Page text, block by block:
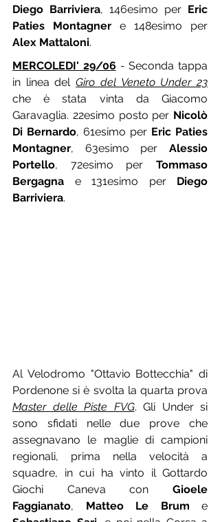
Diego Barriviera, 146esimo per Eric
Paties Montagner
Alex Mattaloni.
MERCOLEDI' 29/06 - Seconda tappa
in linea del Giro del Veneto Under 23
che è stata vinta da Giacomo
Garavaglia. 22esimo posto per Nicolò
Di Bernardo, 61esimo per Eric Paties
Montagner, 63esimo per Alessio
Portello, 72esimo per Tommaso
Bergagna e 131esimo per Diego
Barriviera.
Al Velodromo "Ottavio Bottecchia" di
Master delle Piste FVG. Gli Under si
sono sfidati nelle due prove che
assegnavano le maglie di campioni
regionali, prima nella velocità a
squadre, in cui ha vinto il Gottardo
Giochi Caneva con Gioele
Faggianato, Matteo Le Brum